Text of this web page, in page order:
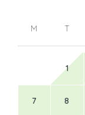
M T
1
7 8